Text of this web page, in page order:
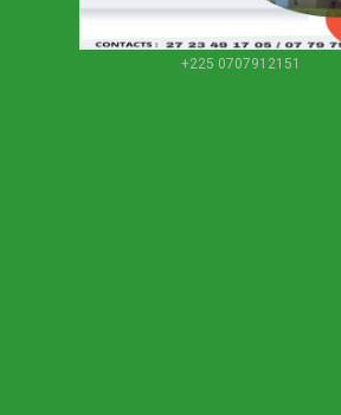
+225 0707912151